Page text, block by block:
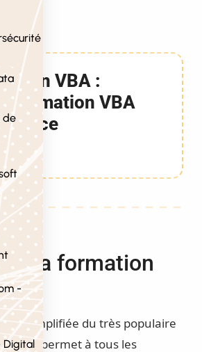
de
-
Digital
VBA :
VBA
Office
la formation
simplifiée du très populaire
Il permet à tous les